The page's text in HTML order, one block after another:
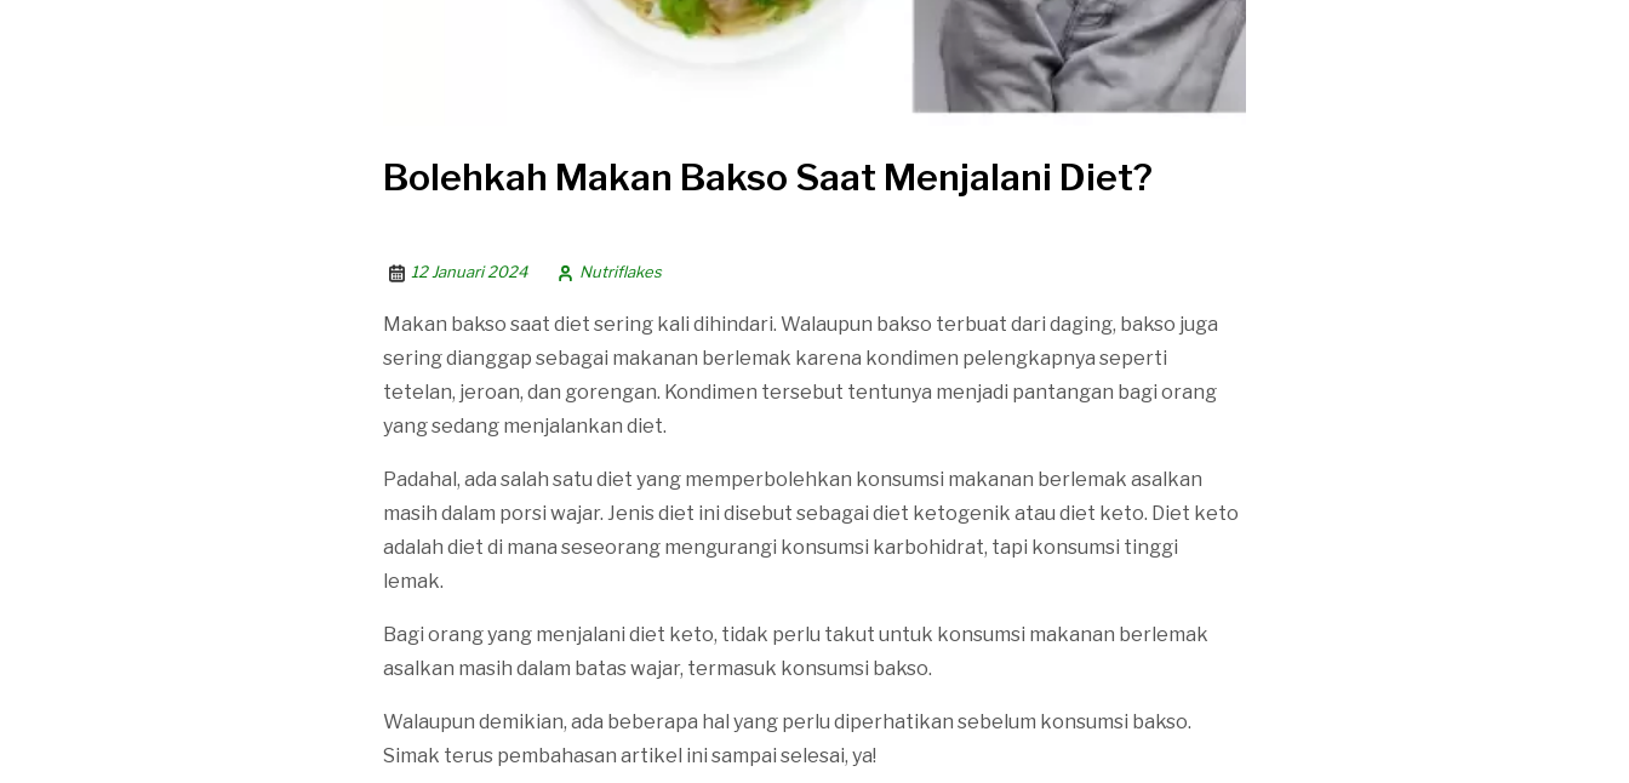
Bolehkah Makan Bakso Saat Menjalani Diet?
12 Januari 2024 Nutriflakes
Makan bakso saat diet sering kali dihindari. Walaupun bakso terbuat dari daging, bakso juga
sering dianggap sebagai makanan berlemak karena kondimen pelengkapnya seperti
tetelan, jeroan, dan gorengan. Kondimen tersebut tentunya menjadi pantangan bagi orang
yang sedang menjalankan diet.
Padahal, ada salah satu diet yang memperbolehkan konsumsi makanan berlemak asalkan
masih dalam porsi wajar. Jenis diet ini disebut sebagai diet ketogenik atau diet keto. Diet keto
adalah diet di mana seseorang mengurangi konsumsi karbohidrat, tapi konsumsi tinggi
lemak.
Bagi orang yang menjalani diet keto, tidak perlu takut untuk konsumsi makanan berlemak
asalkan masih dalam batas wajar, termasuk konsumsi bakso.
Walaupun demikian, ada beberapa hal yang perlu diperhatikan sebelum konsumsi bakso.
Simak terus pembahasan artikel ini sampai selesai, ya!